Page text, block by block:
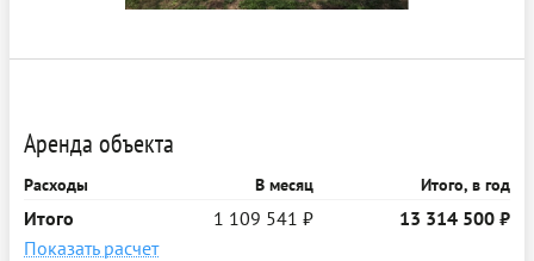
Аренда объекта
Расходы В месяц Итого, в год
Итого 1 109 541 ₽
13 314 500 ₽
Показать расчет